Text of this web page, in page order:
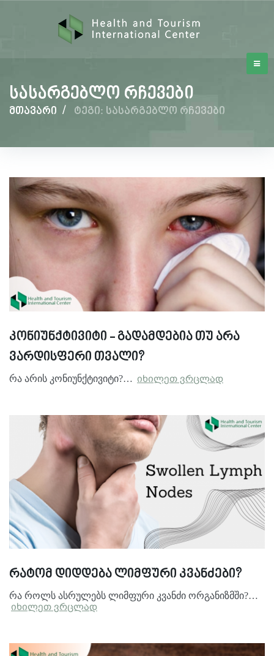
სასარგებლო რჩევები
მთავარი / ტეგი: სასარგებლო რჩევები
სასარგებლო
რჩევები
კონიუნქტივიტი - გადამდებია თუ არა
ვარდისფერი თვალი?
რა არის კონიუნქტივიტი?… იხილეთ ვრცლად
რატომ დიდდება ლიმფური კვანძები?
რა როლს ასრულებს ლიმფური კვანძი ორგანიზმში?…
იხილეთ ვრცლად